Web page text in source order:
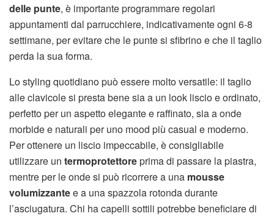
delle punte, è importante programmare regolari
appuntamenti dal parrucchiere, indicativamente ogni 6-8
settimane, per evitare che le punte si sfibrino e che il taglio
perda la sua forma.
Lo styling quotidiano può essere molto versatile: il taglio
alle clavicole si presta bene sia a un look liscio e ordinato,
perfetto per un aspetto elegante e raffinato, sia a onde
morbide e naturali per uno mood più casual e moderno.
Per ottenere un liscio impeccabile, è consigliabile
utilizzare un termoprotettoreprima di passare la piastra,
mentre per le onde si può ricorrere a una mousse
volumizzantee a una spazzola rotonda durante
l’asciugatura. Chi ha capelli sottili potrebbe beneficiare di